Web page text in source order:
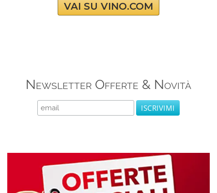
VAI SU VINO.COM
Newsletter Offerte & Novità